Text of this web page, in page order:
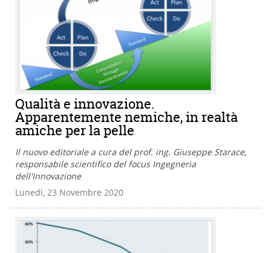
Qualità e innovazione.
Apparentemente nemiche, in realtà
amiche per la pelle
Il nuovo editoriale a cura del prof. ing. Giuseppe Starace,
responsabile scientifico del focus Ingegneria
dell'Innovazione
Lunedì, 23 Novembre 2020